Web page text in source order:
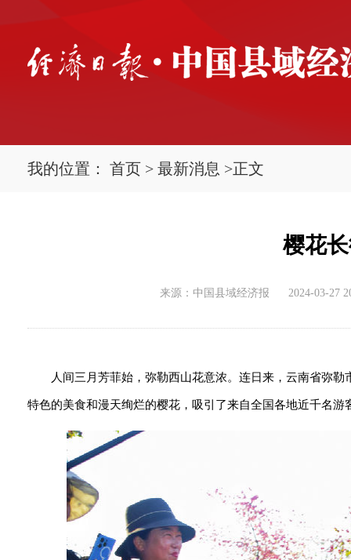
我的位置： 首页 > 最新消息 >正文
樱花
来源：中国县域经济报 2024-03-27
人间三月芳菲始，弥勒西山花意浓。连日来，云南省弥
特色的美食和漫天绚烂的樱花，吸引了来自全国各地近千名游